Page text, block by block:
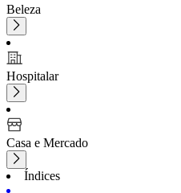
Beleza
Hospitalar
Casa e Mercado
Índices